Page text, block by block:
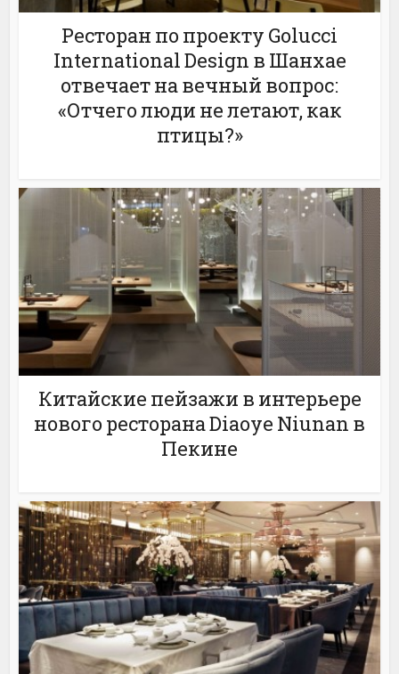
Ресторан по проекту Golucci
International Design в Шанхае
отвечает на вечный вопрос:
«Отчего люди не летают, как
птицы?»
Китайские пейзажи в интерьере
нового ресторана Diaoye Niunan в
Пекине